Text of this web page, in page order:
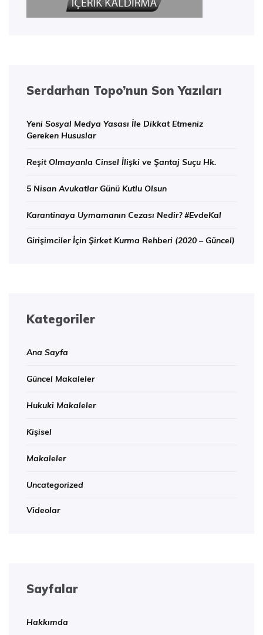
Serdarhan Topo’nun Son Yazıları
Yeni Sosyal Medya Yasası İle Dikkat Etmeniz
Gereken Hususlar
Reşit Olmayanla Cinsel İlişki ve Şantaj Suçu Hk.
5 Nisan Avukatlar Günü Kutlu Olsun
Karantinaya Uymamanın Cezası Nedir? #EvdeKal
Girişimciler İçin Şirket Kurma Rehberi (2020 – Güncel)
Kategoriler
Ana Sayfa
Güncel Makaleler
Hukuki Makaleler
Kişisel
Makaleler
Uncategorized
Videolar
Sayfalar
Hakkımda